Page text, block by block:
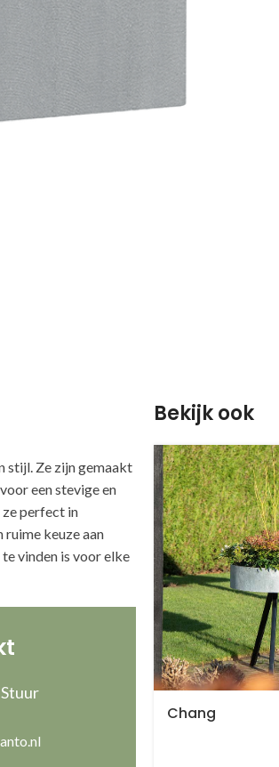
stijl. Ze zijn gemaakt
een stevige en
perfect in
keuze aan
vinden is voor elke
Bekijk ook
Chang